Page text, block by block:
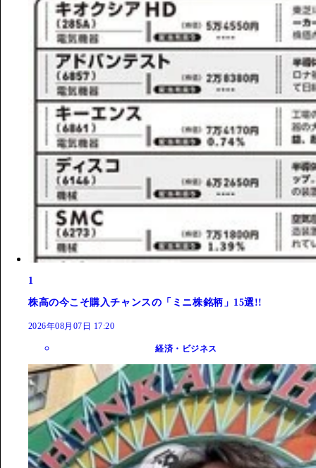
1
株高の今こそ購入チャンスの「ミニ株銘柄」15選!!
2026年08月07日 17:20
経済・ビジネス